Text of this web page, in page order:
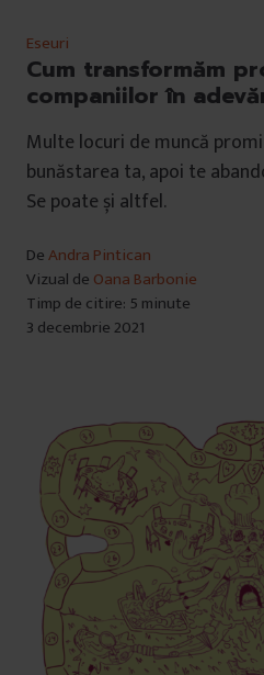
Eseuri
Cum transformăm
companiilor în
Multe locuri de muncă
bunăstarea ta, apoi te
Se poate și altfel.
DeAndra Pintican
Vizual de Oana Barbonie
Timp de citire: 5 minute
3 decembrie 2021